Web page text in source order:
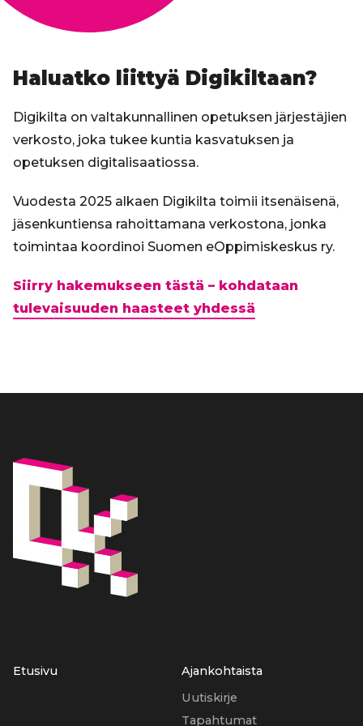
Haluatko liittyä Digikiltaan?
Digikilta on valtakunnallinen opetuksen järjestäjien
verkosto, joka tukee kuntia kasvatuksen ja
opetuksen digitalisaatiossa.
Vuodesta 2025 alkaen Digikilta toimii itsenäisenä,
jäsenkuntiensa rahoittamana verkostona, jonka
toimintaa koordinoi Suomen eOppimiskeskus ry.
Siirry hakemukseen tästä – kohdataan
tulevaisuuden haasteet yhdessä
Etusivu
Ajankohtaista
Uutiskirje
Tapahtumat